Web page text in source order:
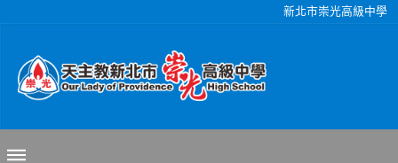
新北市崇光高級中學